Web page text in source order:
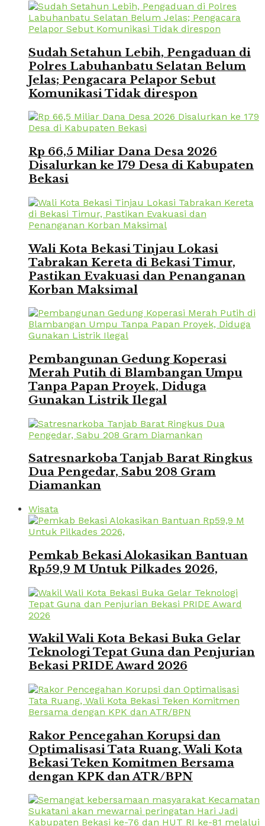
Sudah Setahun Lebih, Pengaduan di
Polres Labuhanbatu Selatan Belum
Jelas; Pengacara Pelapor Sebut
Komunikasi Tidak direspon
Rp 66,5 Miliar Dana Desa 2026
Disalurkan ke 179 Desa di Kabupaten
Bekasi
Wali Kota Bekasi Tinjau Lokasi
Tabrakan Kereta di Bekasi Timur,
Pastikan Evakuasi dan Penanganan
Korban Maksimal
Pembangunan Gedung Koperasi
Merah Putih di Blambangan Umpu
Tanpa Papan Proyek, Diduga
Gunakan Listrik Ilegal
Satresnarkoba Tanjab Barat Ringkus
Dua Pengedar, Sabu 208 Gram
Diamankan
Wisata
Pemkab Bekasi Alokasikan Bantuan
Rp59,9 M Untuk Pilkades 2026,
Wakil Wali Kota Bekasi Buka Gelar
Teknologi Tepat Guna dan Penjurian
Bekasi PRIDE Award 2026
Rakor Pencegahan Korupsi dan
Optimalisasi Tata Ruang, Wali Kota
Bekasi Teken Komitmen Bersama
dengan KPK dan ATR/BPN